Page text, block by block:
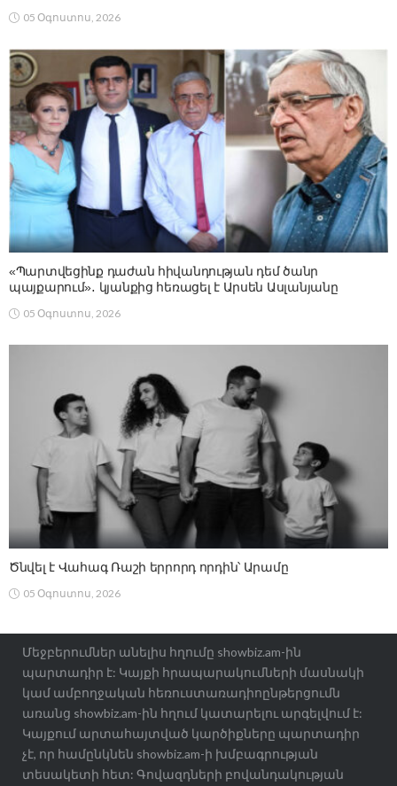
05 Օգոստոս, 2026
«Պարտվեցինք դաժան հիվանդության դեմ ծանր
պայքարում»․ կյանքից հեռացել է Արսեն Ասլանյանը
05 Օգոստոս, 2026
Ծնվել է Վահագ Ռաշի երրորդ որդին՝ Արամը
05 Օգոստոս, 2026
Մեջբերումներ անելիս հղումը showbiz.am-ին
պարտադիր է: Կայքի հրապարակումների մասնակի
կամ ամբողջական հեռուստառադիոընթերցումն
առանց showbiz.am-ին հղում կատարելու արգելվում է:
Կայքում արտահայտված կարծիքները պարտադիր
չէ, որ համընկնեն showbiz.am-ի խմբագրության
տեսակետի հետ: Գովազդների բովանդակության